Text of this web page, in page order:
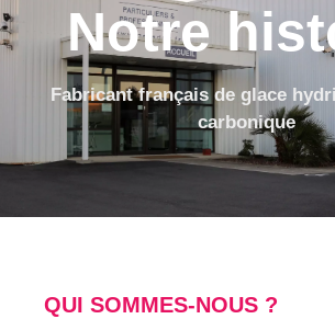
Notre
Fabricant français de glace
carbonique
QUI SOMMES-NOUS ?